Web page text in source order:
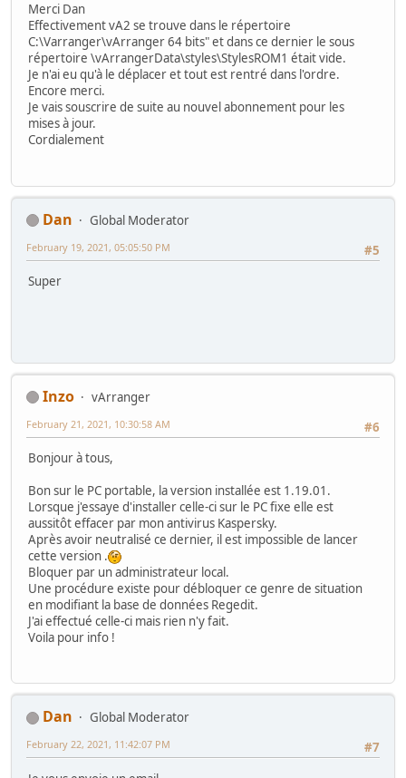
Merci Dan
Effectivement vA2 se trouve dans le répertoire
C:\Varranger\vArranger 64 bits" et dans ce dernier le sous
répertoire \vArrangerData\styles\StylesROM1 était vide.
Je n'ai eu qu'à le déplacer et tout est rentré dans l'ordre.
Encore merci.
Je vais souscrire de suite au nouvel abonnement pour les
mises à jour.
Cordialement
Dan
Global Moderator
#5
February 19, 2021, 05:05:50 PM
Super
Inzo
vArranger
#6
February 21, 2021, 10:30:58 AM
Bonjour à tous,
Bon sur le PC portable, la version installée est 1.19.01.
Lorsque j'essaye d'installer celle-ci sur le PC fixe elle est
aussitôt effacer par mon antivirus Kaspersky.
Après avoir neutralisé ce dernier, il est impossible de lancer
cette version .
Bloquer par un administrateur local.
Une procédure existe pour débloquer ce genre de situation
en modifiant la base de données Regedit.
J'ai effectué celle-ci mais rien n'y fait.
Voila pour info !
Dan
Global Moderator
#7
February 22, 2021, 11:42:07 PM